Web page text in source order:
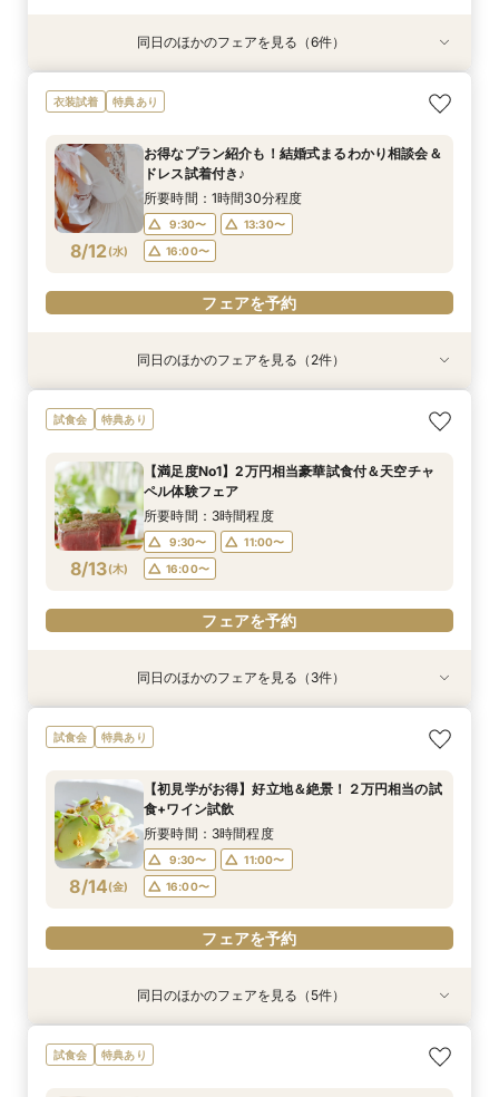
特典あり
8/11
【満足度No1】2万円相当豪華試食付＆天空チャ
ペル体験フェア
9:30〜
16:00〜
フェアを予約
特典あり
8/11
お得なプラン紹介も！結婚式まるわかり相談会＆
ドレス試着付き♪
9:30〜
16:00〜
フェアを予約
特典あり
8/11
【1.5次会相談】カジュアルリッチなWD◇眺望
と美食を堪能
9:30〜
16:00〜
フェアを予約
特典あり
8/11
【お仕事帰りに】本格ワイン×料理 試食付おも
てなし体感フェア
16:00〜
フェアを予約
特典あり
8/11
【初見学がお得】好立地＆絶景！２万円相当の試
食+ワイン試飲
9:30〜
16:00〜
フェアを予約
8/11
【早朝や仕事後も◎】所要90分！クイック相談
会 お料理チケット付き♪
9:30〜
16:00〜
フェアを予約
同日のほかのフェアを見る（6件）
衣装試着 特典あり
8/12(水)
お得なプラン紹介も！結婚式まるわかり相談会＆
ドレス試着付き♪
所要時間：1時間30分程度
9:30〜
13:30〜
16:00〜
フェアを予約
特典あり
8/12(水)
【お仕事帰りに】本格ワイン×料理 試食付おも
てなし体感フェア
16:00〜
フェアを予約
8/12(水)
【早朝や仕事後も◎】所要90分！クイック相談
会 お料理チケット付き♪
9:30〜
16:00〜
フェアを予約
同日のほかのフェアを見る（2件）
試食会 特典あり
8/13(木)
【満足度No1】2万円相当豪華試食付＆天空チャ
ペル体験フェア
所要時間：3時間程度
9:30〜
11:00〜
16:00〜
フェアを予約
特典あり
8/13(木)
お得なプラン紹介も！結婚式まるわかり相談会＆
ドレス試着付き♪
9:30〜
16:00〜
フェアを予約
特典あり
8/13(木)
【お仕事帰りに】本格ワイン×料理 試食付おも
てなし体感フェア
16:00〜
フェアを予約
8/13(木)
【早朝や仕事後も◎】所要90分！クイック相談
会 お料理チケット付き♪
9:30〜
16:00〜
フェアを予約
同日のほかのフェアを見る（3件）
試食会 特典あり
8/14(金)
【初見学がお得】好立地＆絶景！２万円相当の試
食+ワイン試飲
所要時間：3時間程度
9:30〜
11:00〜
16:00〜
フェアを予約
特典あり
【満足度No1】2万円相当豪華試食付＆天空チャ
ペル体験フェア
特典あり
お得なプラン紹介も！結婚式まるわかり相談会＆
ドレス試着付き♪
特典あり
3年連続レストランウェディングクチコミNO１♪
豪華ミシュラン試食（2025年パスタコンテスト
特典あり
【お仕事帰りに】本格ワイン×料理 試食付おも
てなし体感フェア
【早朝や仕事後も◎】所要90分！クイック相談
会 お料理チケット付き♪
同日のほかのフェアを見る（5件）
試食会 特典あり